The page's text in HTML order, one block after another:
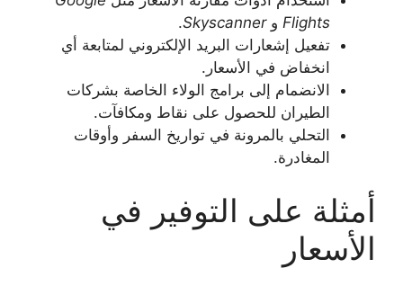
Flights وSkyscanner
.
تفعيل إشعارات البريد الإلكتروني لمتابعة أي
انخفاض في الأسعار.
الانضمام إلى برامج الولاء الخاصة بشركات
الطيران للحصول على نقاط ومكافآت.
التحلي بالمرونة في تواريخ السفر وأوقات
المغادرة.
أمثلة على التوفير في
الأسعار